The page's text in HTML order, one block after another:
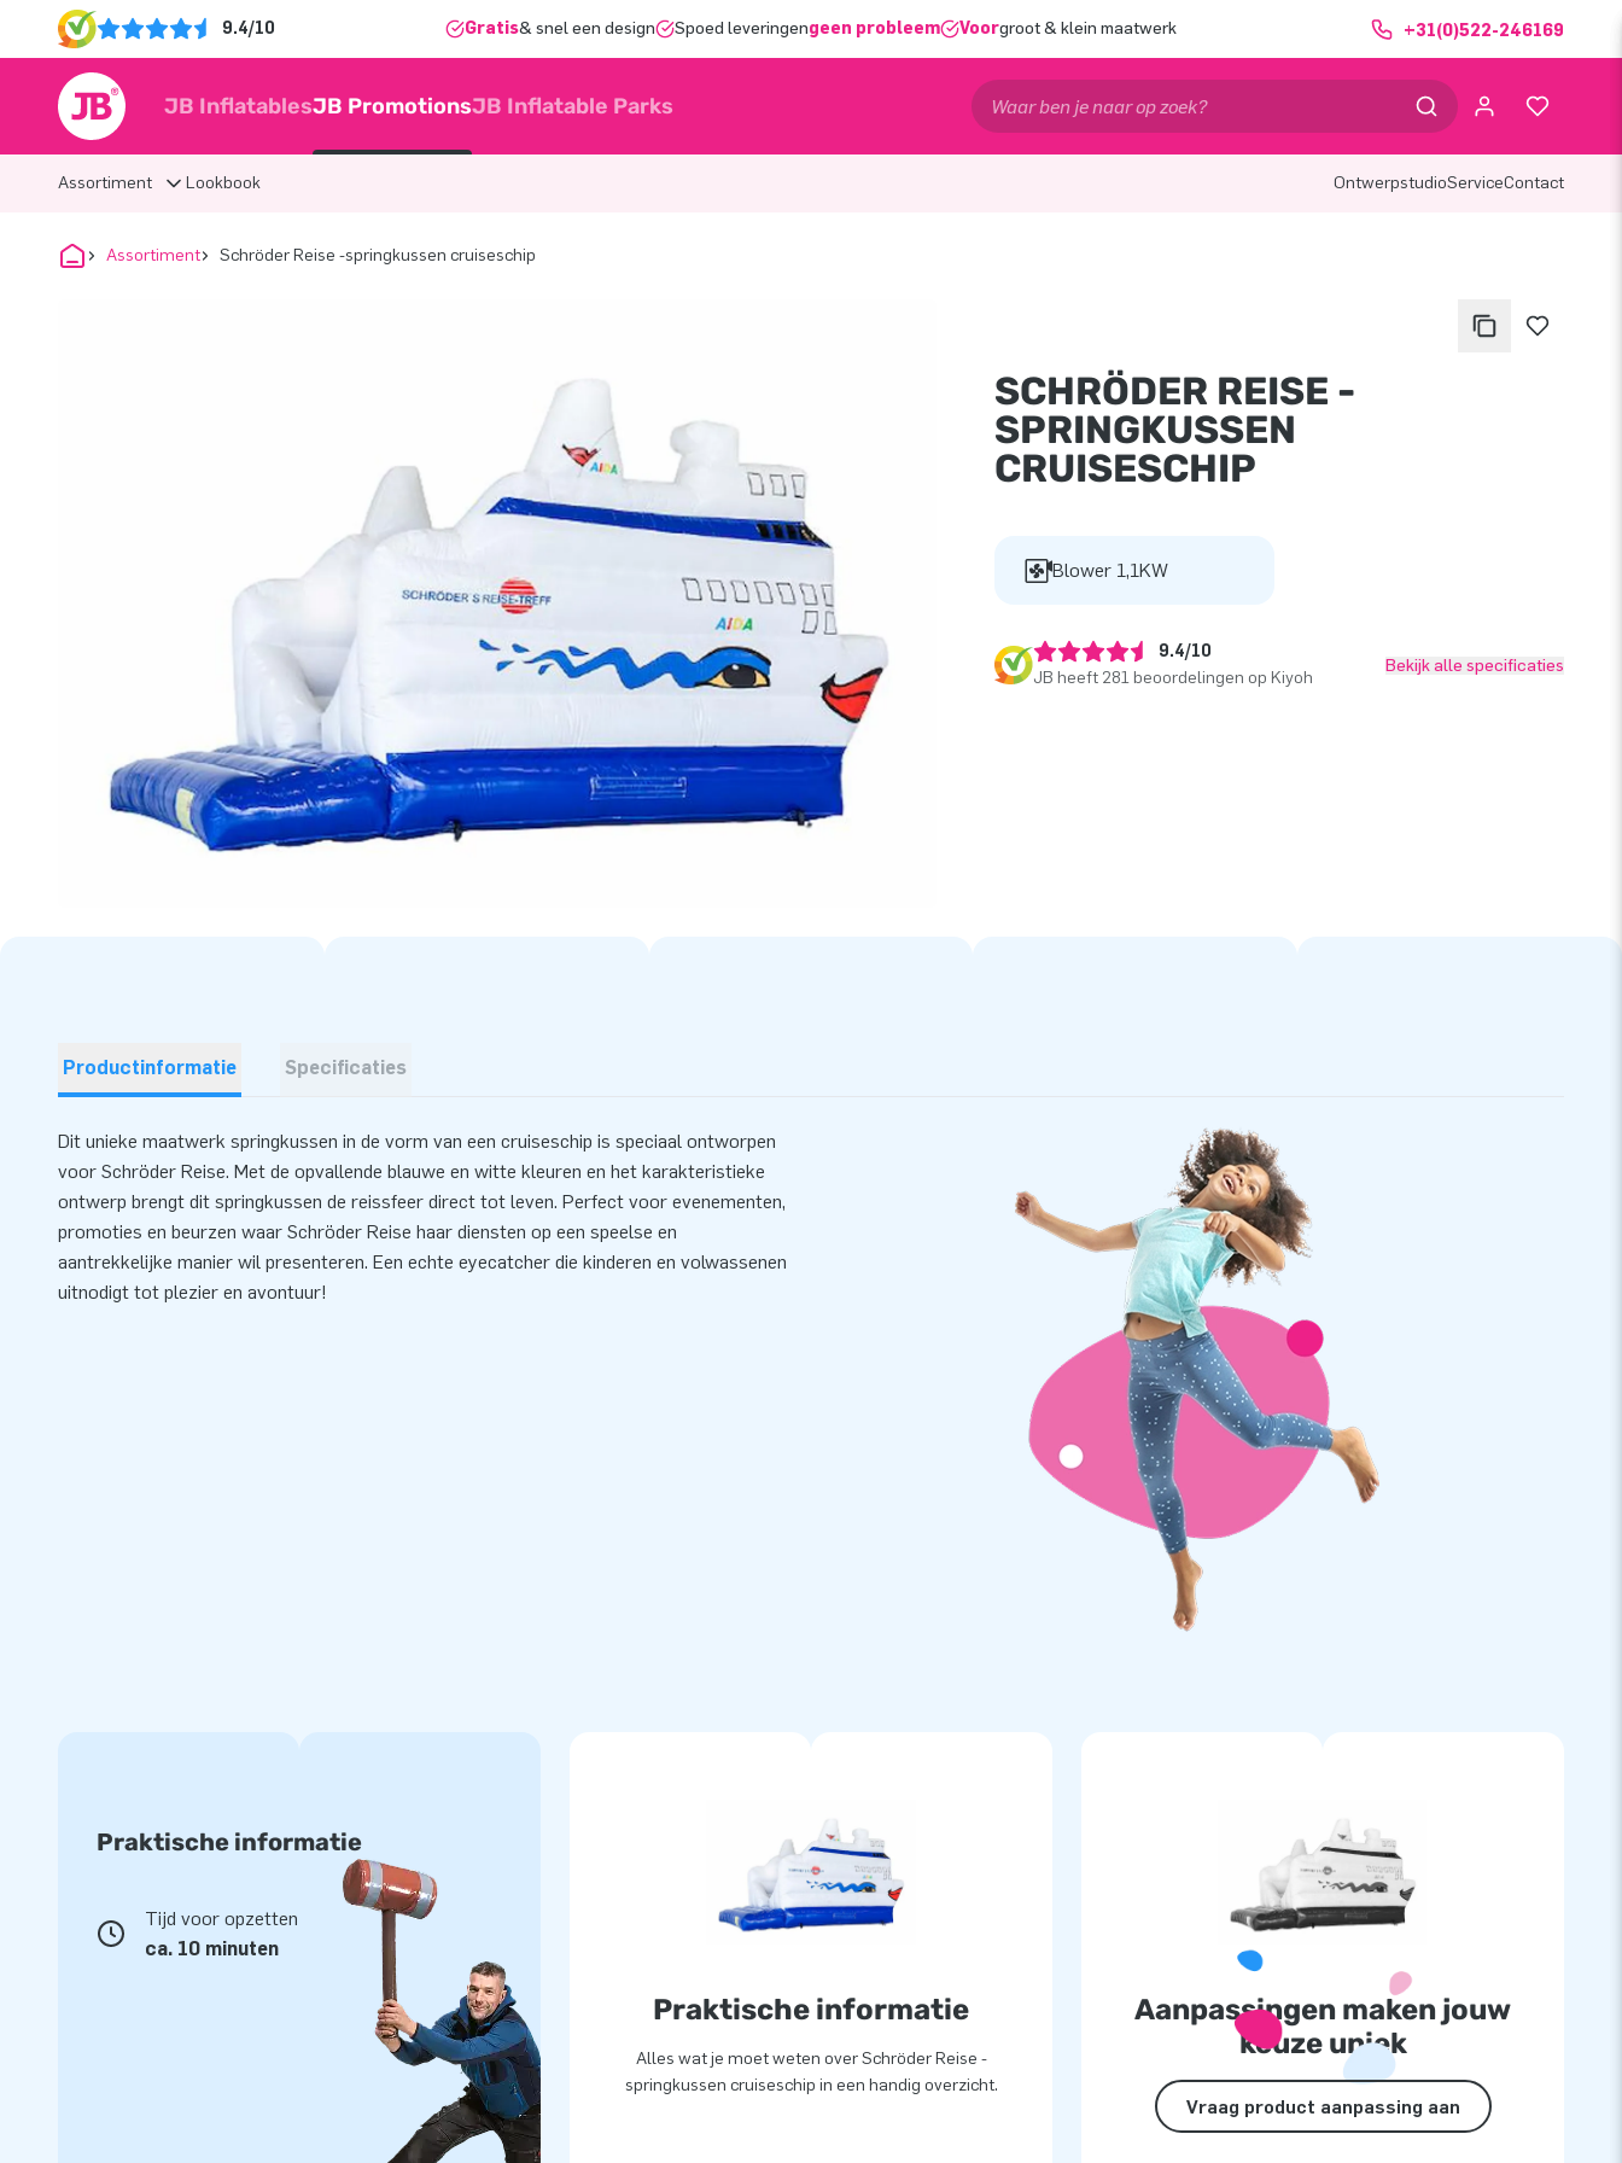
9.4/10 Gratis& snel een design Spoed leveringengeen probleem Voorgroot & klein maatwerk +31(0)522-246169
JB InflatablesJB PromotionsJB Inflatable Parks
Assortiment Lookbook OntwerpstudioServiceContact
Assortiment Schröder Reise -springkussen cruiseschip
SCHRÖDER REISE -
SPRINGKUSSEN
CRUISESCHIP
Blower 1,1KW
9.4/10
JB heeft 281 beoordelingen op Kiyoh
Bekijk alle specificaties
Productinformatie Specificaties
Dit unieke maatwerk springkussen in de vorm van een cruiseschip is speciaal ontworpen
voor Schröder Reise. Met de opvallende blauwe en witte kleuren en het karakteristieke
ontwerp brengt dit springkussen de reissfeer direct tot leven. Perfect voor evenementen,
promoties en beurzen waar Schröder Reise haar diensten op een speelse en
aantrekkelijke manier wil presenteren. Een echte eyecatcher die kinderen en volwassenen
uitnodigt tot plezier en avontuur!
Praktische informatie
Tijd voor opzetten
ca. 10 minuten
Praktische informatie
Alles wat je moet weten over Schröder Reise -
springkussen cruiseschip in een handig overzicht.
Aanpassingen maken jouw
keuze uniek
Vraag product aanpassing aan